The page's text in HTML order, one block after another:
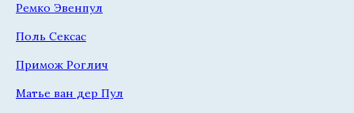
Ремко Эвенпул
Поль Сексас
Примож Роглич
Матье ван дер Пул